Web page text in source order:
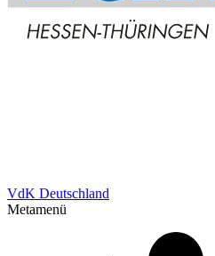
VdK Deutschland
Metamenü